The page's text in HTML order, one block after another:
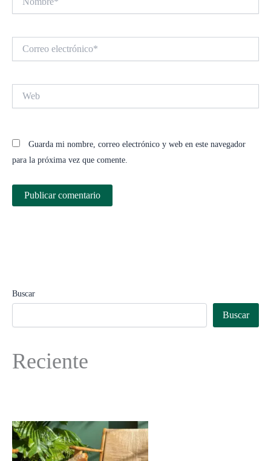
electrónico*
Guarda mi nombre, correo electrónico y web en este navegador
para la próxima vez que comente.
Buscar
Buscar
Reciente